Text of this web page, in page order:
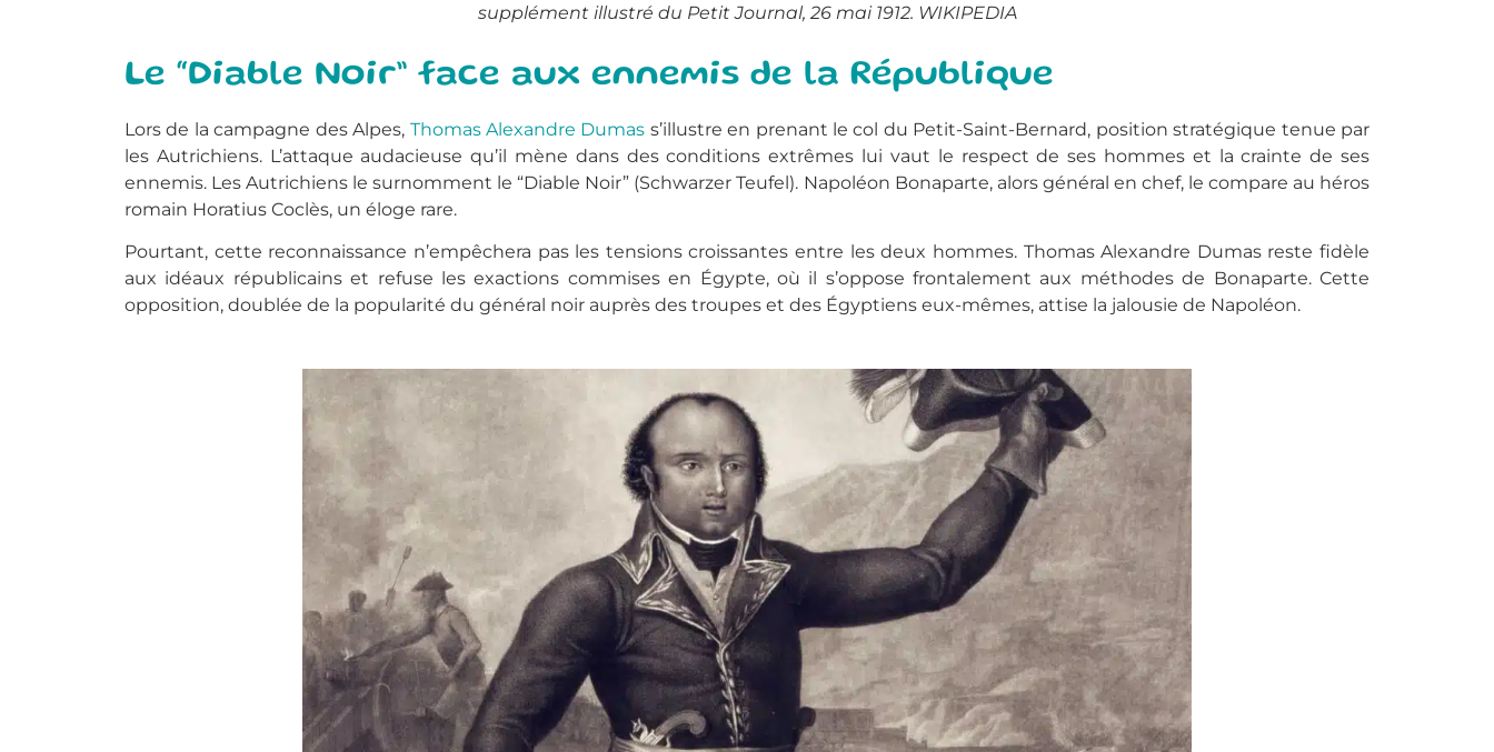
supplément illustré du Petit Journal, 26 mai 1912. WIKIPEDIA
Le “Diable Noir” face aux ennemis de la République
Lors de la campagne des Alpes, Thomas Alexandre Dumas s’illustre en prenant le col du Petit-Saint-Bernard, position stratégique tenue par
les Autrichiens. L’attaque audacieuse qu’il mène dans des conditions extrêmes lui vaut le respect de ses hommes et la crainte de ses
ennemis. Les Autrichiens le surnomment le “Diable Noir” (Schwarzer Teufel). Napoléon Bonaparte, alors général en chef, le compare au héros
romain Horatius Coclès, un éloge rare.
Pourtant, cette reconnaissance n’empêchera pas les tensions croissantes entre les deux hommes. Thomas Alexandre Dumas reste fidèle
aux idéaux républicains et refuse les exactions commises en Égypte, où il s’oppose frontalement aux méthodes de Bonaparte. Cette
opposition, doublée de la popularité du général noir auprès des troupes et des Égyptiens eux-mêmes, attise la jalousie de Napoléon.